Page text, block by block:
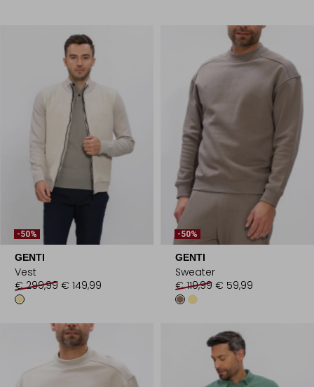
-50%
GENTI
Vest
€ 299,99 € 149,99
-50%
GENTI
Sweater
€ 119,99 € 59,99